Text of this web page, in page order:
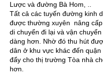
Lược và đường Bà Hom, ..
Tất cả các tuyến đường kinh
được thường xuyên nâng
di chuyển đi lại và vận
dàng hơn. Nhờ đó thu hút
dân ở khu vực khác đến
đẩy cho thị trường Tòa nhà
hơn.